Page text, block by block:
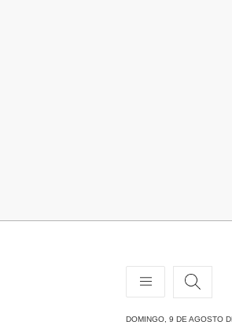
DOMINGO, 9 DE AGOSTO